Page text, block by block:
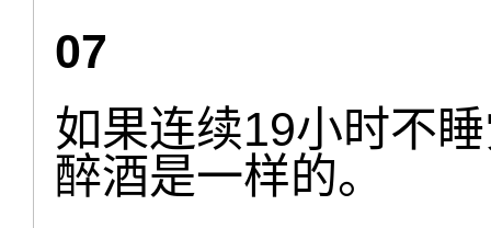
07
如果连续19小时不
醉酒是一样的。